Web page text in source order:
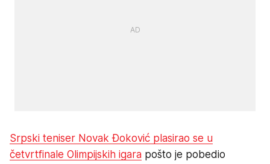
Srpski teniser Novak Đoković plasirao se u
četvrtfinale Olimpijskih igara pošto je pobedio